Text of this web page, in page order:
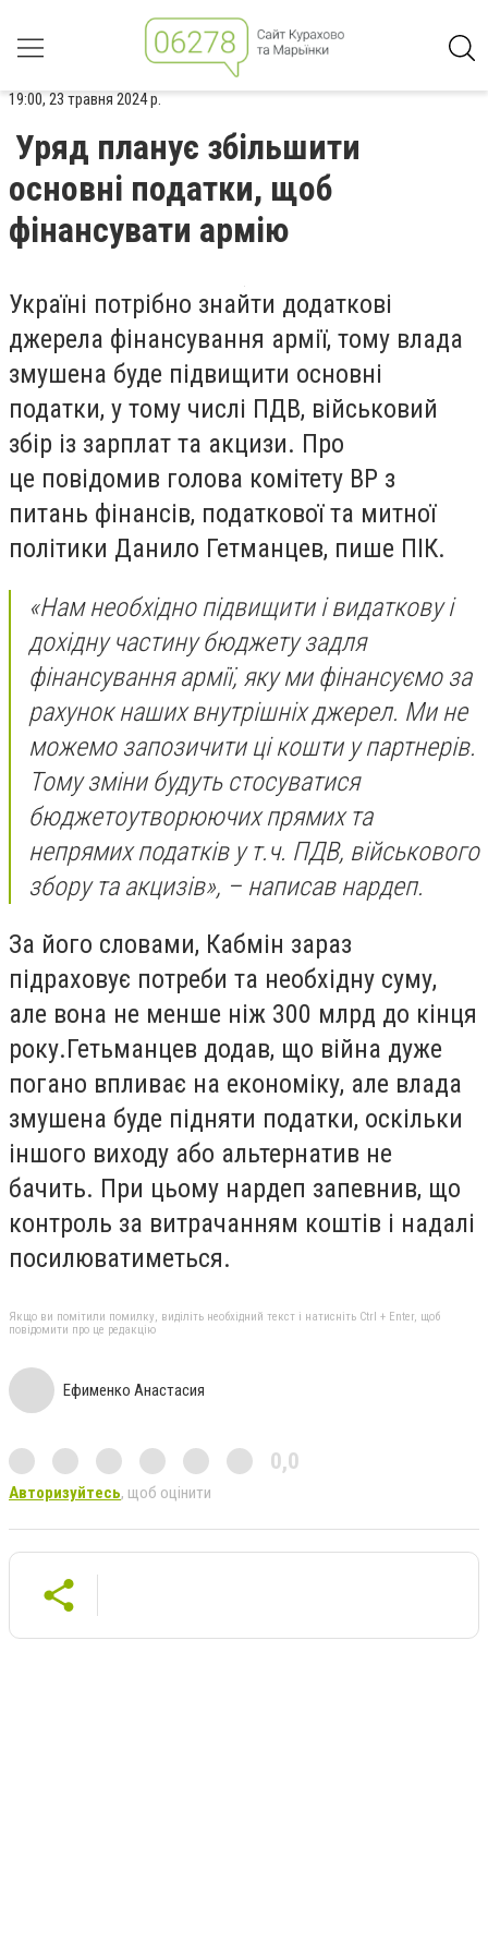
19:00, 23 травня 2024 р.
Уряд планує збільшити
основні податки, щоб
фінансувати армію
Україні потрібно знайти додаткові
джерела фінансування армії, тому влада
змушена буде підвищити основні
податки, у тому числі ПДВ, військовий
збір із зарплат та акцизи. Про
це повідомив голова комітету ВР з
питань фінансів, податкової та митної
політики Данило Гетманцев, пише ПІК.
«Нам необхідно підвищити і видаткову і
дохідну частину бюджету задля
фінансування армії, яку ми фінансуємо за
рахунок наших внутрішніх джерел. Ми не
можемо запозичити ці кошти у партнерів.
Тому зміни будуть стосуватися
бюджетоутворюючих прямих та
непрямих податків у т.ч. ПДВ, військового
збору та акцизів», – написав нардеп.
За його словами, Кабмін зараз
підраховує потреби та необхідну суму,
але вона не менше ніж 300 млрд до кінця
року.Гетьманцев додав, що війна дуже
погано впливає на економіку, але влада
змушена буде підняти податки, оскільки
іншого виходу або альтернатив не
бачить. При цьому нардеп запевнив, що
контроль за витрачанням коштів і надалі
посилюватиметься.
Якщо ви помітили помилку, виділіть необхідний текст і натисніть Ctrl + Enter, щоб
повідомити про це редакцію
Ефименко Анастасия
0,0
Авторизуйтесь, щоб оцінити